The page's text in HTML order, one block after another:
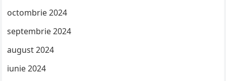
octombrie 2024
septembrie 2024
august 2024
iunie 2024